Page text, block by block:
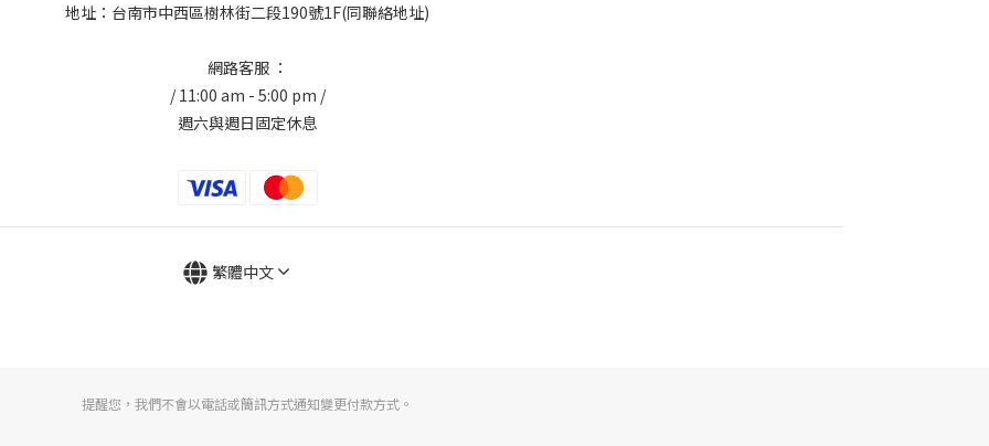
地址：台南市中西區樹林街二段190號1F(同聯絡地址)
網路客服 ：
/ 11:00 am - 5:00 pm /
週六與週日固定休息
繁體中文
提醒您，我們不會以電話或簡訊方式通知變更付款方式。